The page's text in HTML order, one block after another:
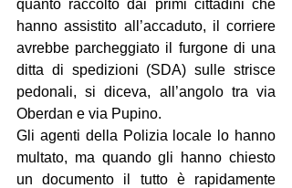
quanto raccolto dai primi cittadini che
hanno assistito all’accaduto, il corriere
avrebbe parcheggiato il furgone di una
ditta di spedizioni (SDA) sulle strisce
pedonali, si diceva, all’angolo tra via
Oberdan e via Pupino.
Gli agenti della Polizia locale lo hanno
multato, ma quando gli hanno chiesto
un documento il tutto è rapidamente